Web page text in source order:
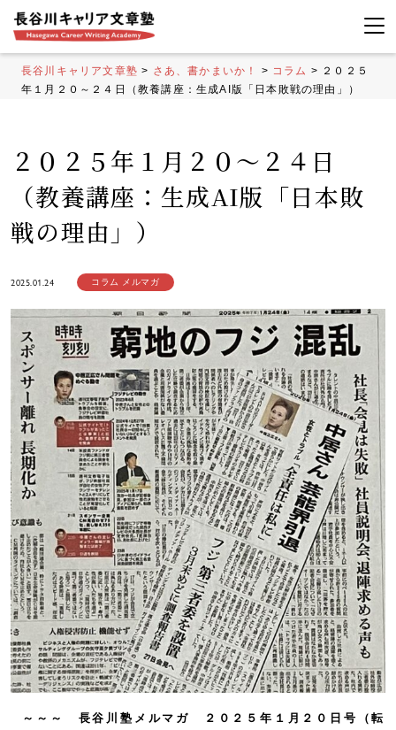
長谷川キャリア文章塾 > さあ、書かまいか！ > コラム > ２０２５
年１月２０～２４日（教養講座：生成AI版「日本敗戦の理由」）
２０２５年１月２０～２４日
（教養講座：生成AI版「日本敗
戦の理由」）
2025.01.24 コラム メルマガ
～～～ 長谷川塾メルマガ ２０２５年１月２０日号（転